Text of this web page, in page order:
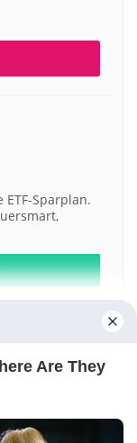
Sparplan.
100
Nikkei 225
Are They